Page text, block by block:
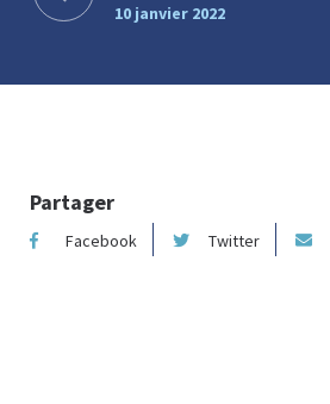
10 janvier 2022
Partager
Facebook Twitter